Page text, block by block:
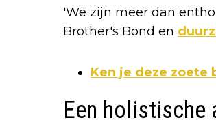
'We zijn meer dan
Brother's Bond en
Ken je deze zoete
Een holistische